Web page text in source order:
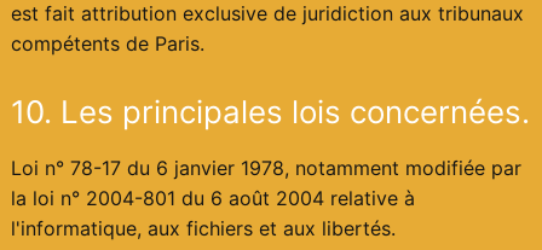
est fait attribution exclusive de juridiction aux tribunaux
compétents de Paris.
10. Les principales lois concernées.
Loi n° 78-17 du 6 janvier 1978, notamment modifiée par
la loi n° 2004-801 du 6 août 2004 relative à
l'informatique, aux fichiers et aux libertés.